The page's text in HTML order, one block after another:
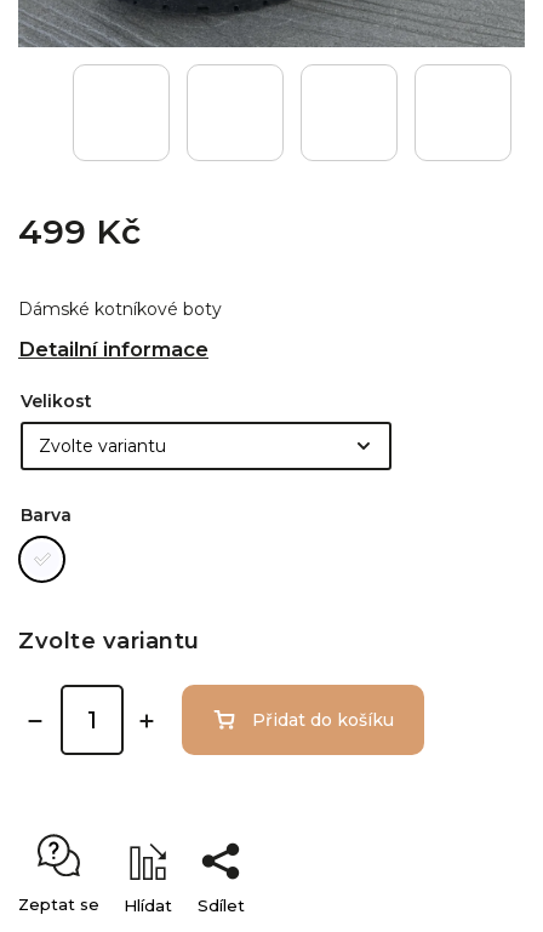
499 Kč
Dámské kotníkové boty
Detailní informace
Velikost
Barva
Zvolte variantu
Přidat do košíku
Zeptat se Hlídat Sdílet